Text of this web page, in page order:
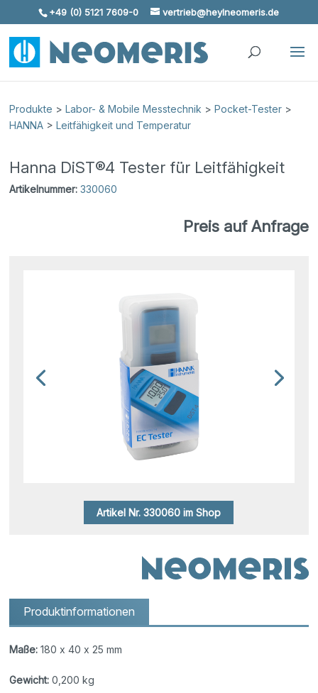
Skip To Content
+49 (0) 5121 7609-0 vertrieb@heylneomeris.de
Produkte >Labor- & Mobile Messtechnik >Pocket-Tester >
HANNA >Leitfähigkeit und Temperatur
Hanna DiST®4 Tester für Leitfähigkeit
Artikelnummer: 330060
Preis auf Anfrage
Artikel Nr. 330060 im Shop
Produktinformationen
Maße: 180 x 40 x 25 mm
Gewicht: 0,200 kg